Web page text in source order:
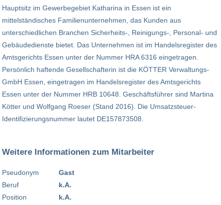
Hauptsitz im Gewerbegebiet Katharina in Essen ist ein
mittelständisches Familienunternehmen, das Kunden aus
unterschiedlichen Branchen Sicherheits-, Reinigungs-, Personal- und
Gebäudedienste bietet. Das Unternehmen ist im Handelsregister des
Amtsgerichts Essen unter der Nummer HRA 6316 eingetragen.
Persönlich haftende Gesellschafterin ist die KÖTTER Verwaltungs-
GmbH Essen, eingetragen im Handelsregister des Amtsgerichts
Essen unter der Nummer HRB 10648. Geschäftsführer sind Martina
Kötter und Wolfgang Roeser (Stand 2016). Die Umsatzsteuer-
Identifizierungsnummer lautet DE157873508.
Weitere Informationen zum Mitarbeiter
Pseudonym
Beruf
Position
Gast
k.A.
k.A.